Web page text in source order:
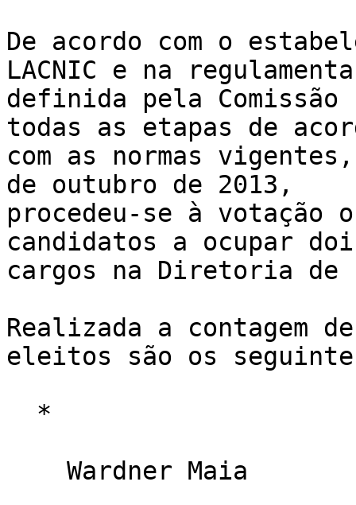
De acordo com o
LACNIC e na
definida pela
todas as etapas de
com as normas
de outubro de 2013,
procedeu-se à
candidatos a ocupar
cargos na Diretoria de
Realizada a contagem
eleitos são os